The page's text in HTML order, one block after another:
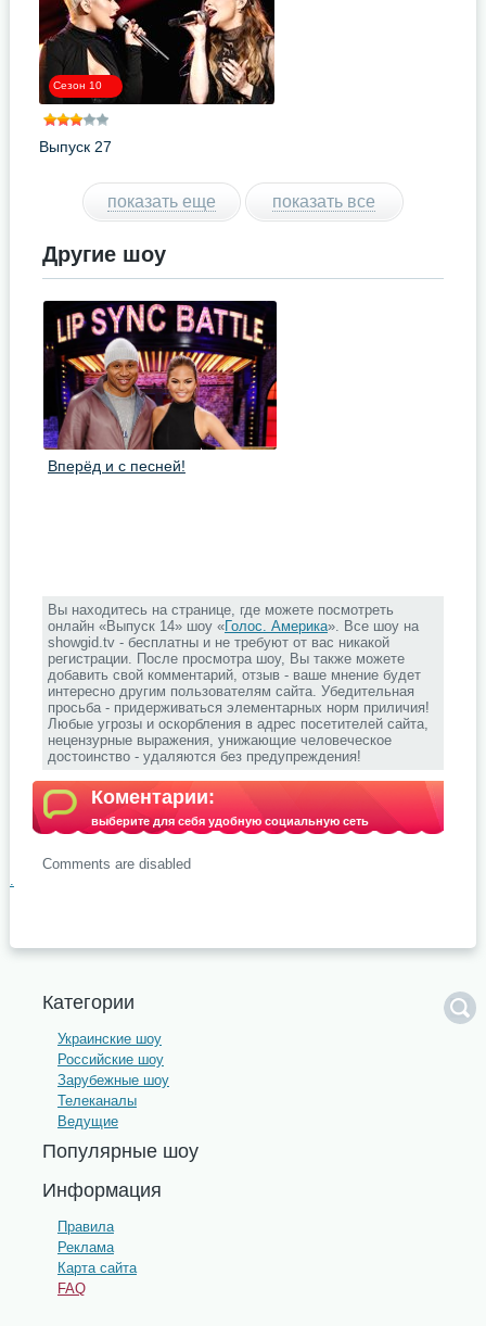
Сезон 10
Выпуск 27
показать еще показать все
Другие шоу
Вперёд и с песней!
Вы находитесь на странице, где можете посмотреть
онлайн «Выпуск 14» шоу «Голос. Америка». Все шоу на
showgid.tv - бесплатны и не требуют от вас никакой
регистрации. После просмотра шоу, Вы также можете
добавить свой комментарий, отзыв - ваше мнение будет
интересно другим пользователям сайта. Убедительная
просьба - придерживаться элементарных норм приличия!
Любые угрозы и оскорбления в адрес посетителей сайта,
нецензурные выражения, унижающие человеческое
достоинство - удаляются без предупреждения!
Коментарии:
выберите для себя удобную социальную сеть
Comments are disabled
.
Категории
Украинские шоу
Российские шоу
Зарубежные шоу
Телеканалы
Ведущие
Популярные шоу
Информация
Правила
Реклама
Карта сайта
FAQ